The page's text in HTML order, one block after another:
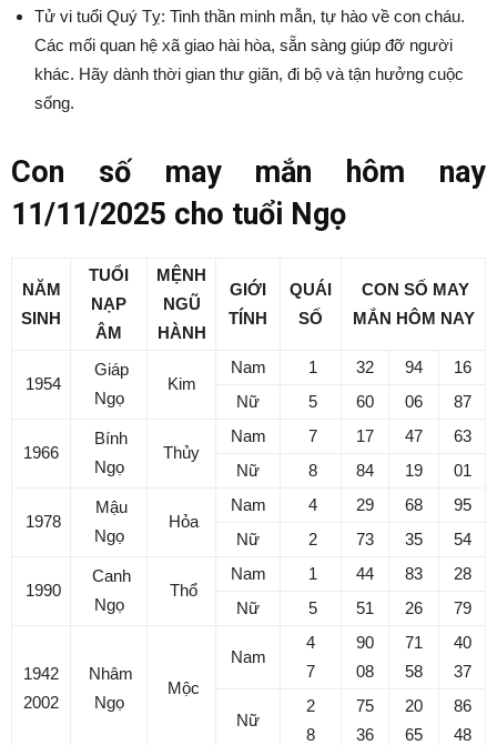
Tử vi tuổi Quý Tỵ: Tinh thần minh mẫn, tự hào về con cháu.
Các mối quan hệ xã giao hài hòa, sẵn sàng giúp đỡ người
khác. Hãy dành thời gian thư giãn, đi bộ và tận hưởng cuộc
sống.
Con số may mắn hôm nay
11/11/2025 cho tuổi Ngọ
NĂM
SINH
TUỔI
NẠP
ÂM
MỆNH
NGŨ
HÀNH
GIỚI
TÍNH
QUÁI
SỐ
CON SỐ MAY
MẮN HÔM NAY
1954
Giáp
Ngọ
Kim
Nam 1 32 94
16
Nữ
5 60 06 87
1966
Bính
Ngọ
Thủy
Nam 7 17 47
63
Nữ
8 84 19 01
1978
Mậu
Ngọ
Hỏa
Nam 4 29 68
95
Nữ
2 73 35 54
1990
Canh
Ngọ
Thổ
Nam 1 44 83
28
Nữ
5 51 26 79
1942
2002
Nhâm
Ngọ
Mộc
Nam
4
7
90
08
71
58
40
37
Nữ
2
8
75
36
20
65
86
48